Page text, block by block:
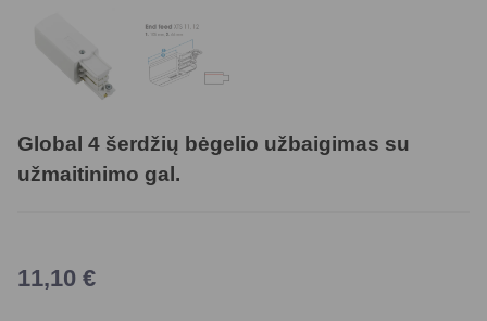
Global 4 šerdžių bėgelio užbaigimas su
užmaitinimo gal.
11,10 €